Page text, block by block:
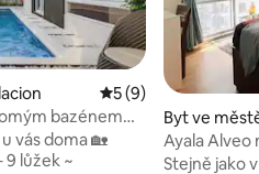
Průměrné
5 (9)
bazénem
vás doma 🏡
9 lůžek ~
Byt ve
Ayala Alveo
Abreeza
Stejně jako